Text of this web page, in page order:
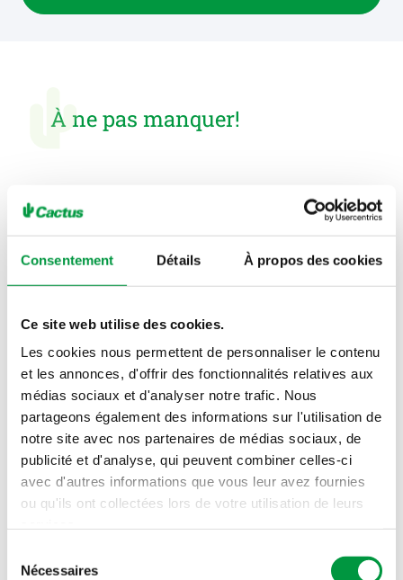
Consentement Détails À propos des cookies
Ce site web utilise des cookies.
Les cookies nous permettent de personnaliser le contenu
et les annonces, d'offrir des fonctionnalités relatives aux
médias sociaux et d'analyser notre trafic. Nous
partageons également des informations sur l'utilisation de
notre site avec nos partenaires de médias sociaux, de
publicité et d'analyse, qui peuvent combiner celles-ci
avec d'autres informations que vous leur avez fournies
ou qu'ils ont collectées lors de votre utilisation de leurs
Nécessaires
À ne pas manquer!
Vin découverte du mois d'août
Chaque mois, un nouveau vin à découvrir!
Je découvre
Cactus lance Protein+ : la viande du
quotidien, enrichie en protéines
végétales